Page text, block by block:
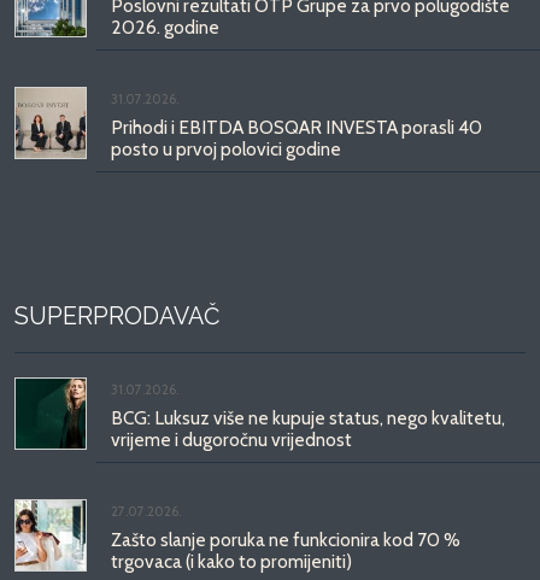
Poslovni rezultati OTP Grupe za prvo polugodište
2026. godine
31.07.2026.
Prihodi i EBITDA BOSQAR INVESTA porasli 40
posto u prvoj polovici godine
SUPERPRODAVAČ
31.07.2026.
BCG: Luksuz više ne kupuje status, nego kvalitetu,
vrijeme i dugoročnu vrijednost
27.07.2026.
Zašto slanje poruka ne funkcionira kod 70 %
trgovaca (i kako to promijeniti)